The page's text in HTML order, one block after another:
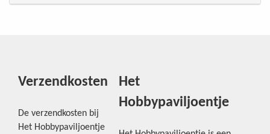
Verzendkosten
De verzendkosten bij
Het Hobbypaviljoentje
Het
Hobbypaviljoentje